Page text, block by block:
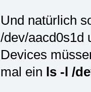
Und natürlich
/dev/aacd0s1d
Devices
mal ein ls -l /